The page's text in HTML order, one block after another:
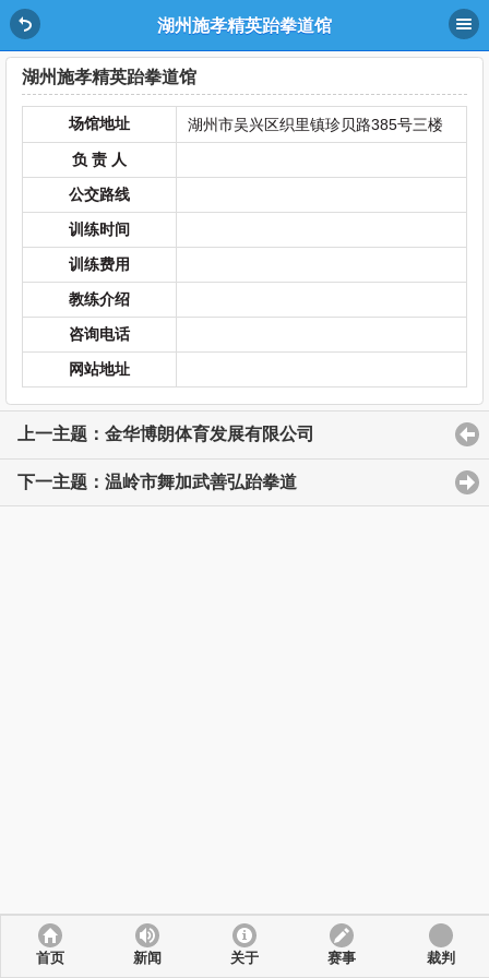
湖州施孝精英跆拳道馆
湖州施孝精英跆拳道馆
场馆地址
湖州市吴兴区织里镇珍贝路385号三楼
负 责 人
公交路线
训练时间
训练费用
教练介绍
咨询电话
网站地址
上一主题：金华博朗体育发展有限公司
下一主题：温岭市舞加武善弘跆拳道
首页 新闻 关于 赛事 裁判